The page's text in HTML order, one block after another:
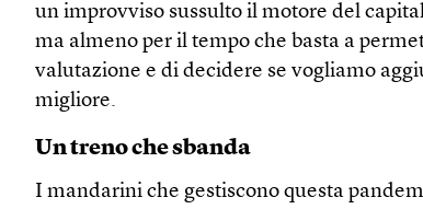
un improvviso sussulto il motore del
ma almeno per il tempo che basta a
valutazione e di decidere se vogliamo
migliore.
Un treno che sbanda
I mandarini che gestiscono questa